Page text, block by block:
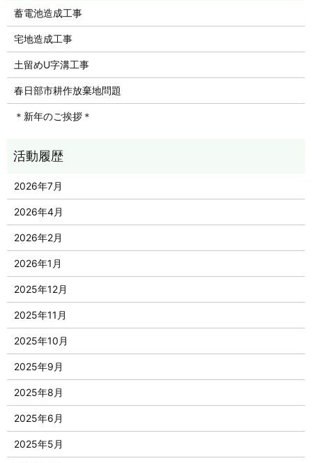
蓄電池造成工事
宅地造成工事
土留めU字溝工事
春日部市耕作放棄地問題
＊新年のご挨拶＊
2026年7月
2026年4月
2026年2月
2026年1月
2025年12月
2025年11月
2025年10月
2025年9月
2025年8月
2025年6月
2025年5月